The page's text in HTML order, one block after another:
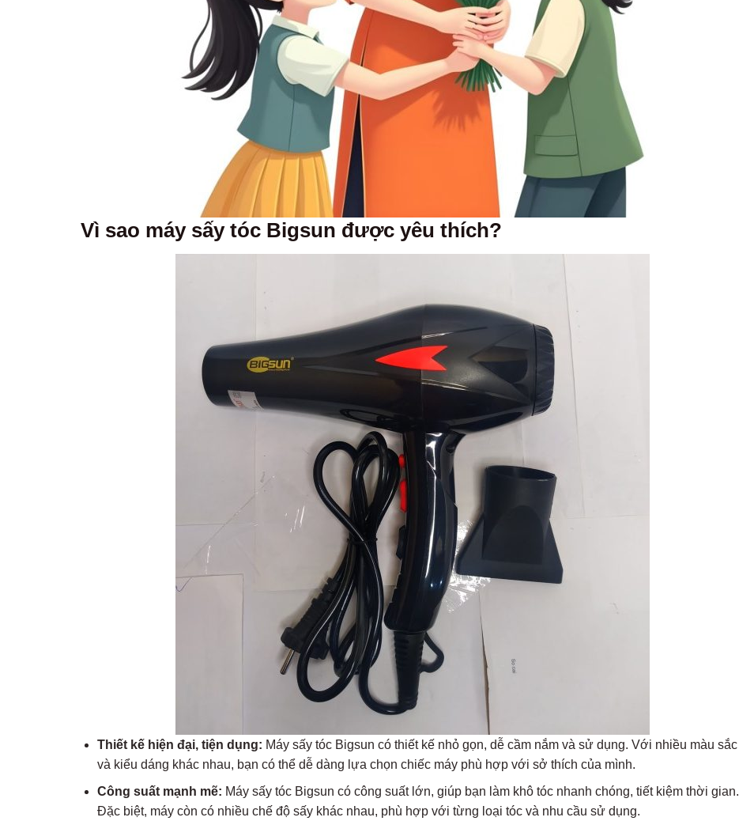
Vì sao máy sấy tóc Bigsun được yêu thích?
Thiết kế hiện đại, tiện dụng: Máy sấy tóc Bigsun có thiết kế nhỏ gọn, dễ cầm nắm và sử dụng. Với nhiều màu sắc
và kiểu dáng khác nhau, bạn có thể dễ dàng lựa chọn chiếc máy phù hợp với sở thích của mình.
Công suất mạnh mẽ: Máy sấy tóc Bigsun có công suất lớn, giúp bạn làm khô tóc nhanh chóng, tiết kiệm thời gian.
Đặc biệt, máy còn có nhiều chế độ sấy khác nhau, phù hợp với từng loại tóc và nhu cầu sử dụng.